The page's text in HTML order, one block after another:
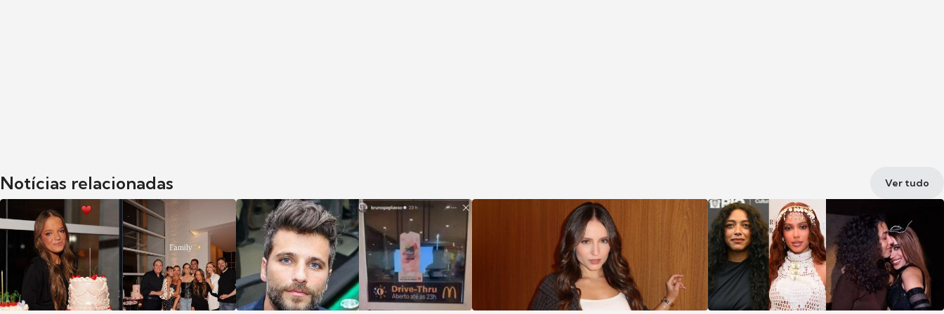
Notícias relacionadas Ver tudo